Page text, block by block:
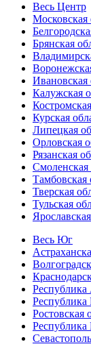
Весь Центр
Московская
Брянская
Ивановская
Калужская
Курская
Липецкая
Орловская
Рязанская
Смоленская
Тамбовская
Тверская
Тульская
Весь Юг
Ростовская
Севастополь